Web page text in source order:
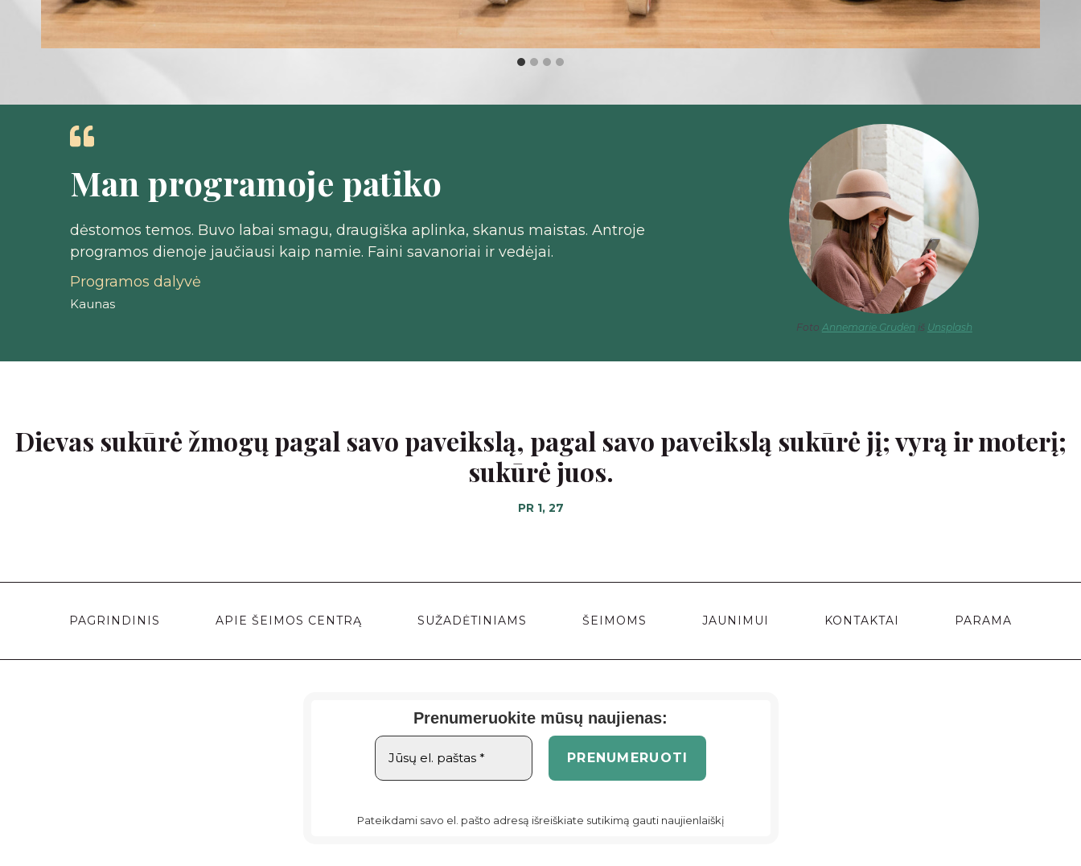
Man programoje patiko
dėstomos temos. Buvo labai smagu, draugiška aplinka, skanus maistas. Antroje
programos dienoje jaučiausi kaip namie. Faini savanoriai ir vedėjai.
Programos dalyvė
Kaunas
Foto Annemarie Grudën iš Unsplash
Dievas sukūrė žmogų pagal savo paveikslą, pagal savo paveikslą sukūrė jį; vyrą ir moterį;
sukūrė juos.
PR 1, 27
PAGRINDINIS APIE ŠEIMOS CENTRĄ SUŽADĖTINIAMS ŠEIMOMS JAUNIMUI KONTAKTAI PARAMA
Prenumeruokite mūsų naujienas:
Pateikdami savo el. pašto adresą išreiškiate sutikimą gauti naujienlaiškį